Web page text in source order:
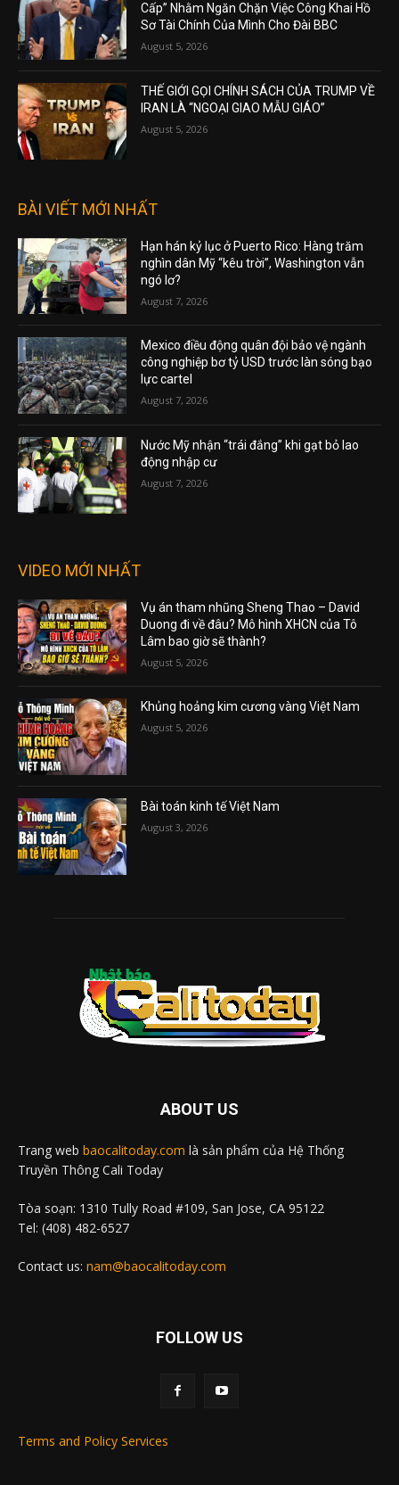
Cấp” Nhằm Ngăn Chặn Việc Công Khai Hồ
Sơ Tài Chính Của Mình Cho Đài BBC
August 5, 2026
THẾ GIỚI GỌI CHÍNH SÁCH CỦA TRUMP VỀ
IRAN LÀ “NGOẠI GIAO MẪU GIÁO”
August 5, 2026
BÀI VIẾT MỚI NHẤT
Hạn hán kỷ lục ở Puerto Rico: Hàng trăm
nghìn dân Mỹ “kêu trời”, Washington vẫn
ngó lơ?
August 7, 2026
Mexico điều động quân đội bảo vệ ngành
công nghiệp bơ tỷ USD trước làn sóng bạo
lực cartel
August 7, 2026
Nước Mỹ nhận “trái đắng” khi gạt bỏ lao
động nhập cư
August 7, 2026
VIDEO MỚI NHẤT
Vụ án tham nhũng Sheng Thao – David
Duong đi về đâu? Mô hình XHCN của Tô
Lâm bao giờ sẽ thành?
August 5, 2026
Khủng hoảng kim cương vàng Việt Nam
August 5, 2026
Bài toán kinh tế Việt Nam
August 3, 2026
ABOUT US
Trang web baocalitoday.com là sản phẩm của Hệ Thống
Truyền Thông Cali Today
Tòa soạn: 1310 Tully Road #109, San Jose, CA 95122
Tel: (408) 482-6527
Contact us: nam@baocalitoday.com
FOLLOW US
Terms and Policy Services